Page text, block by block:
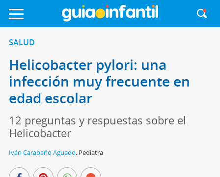
SALUD
Helicobacter pylori: una
infección muy frecuente en
edad escolar
12 preguntas y respuestas sobre el
Helicobacter
Iván Carabaño Aguado, Pediatra